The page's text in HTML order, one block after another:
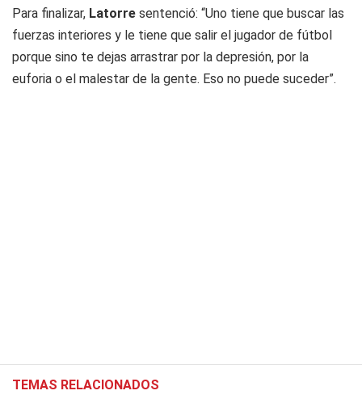
Para finalizar, Latorre sentenció: “Uno tiene que buscar las
fuerzas interiores y le tiene que salir el jugador de fútbol
porque sino te dejas arrastrar por la depresión, por la
euforia o el malestar de la gente. Eso no puede suceder”.
TEMAS RELACIONADOS